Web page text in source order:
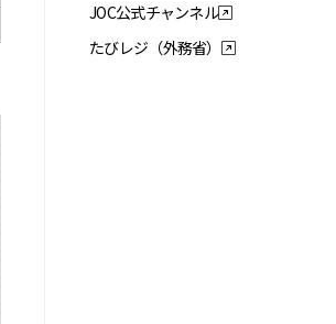
JOC公式チャンネル
たびレジ（外務省）